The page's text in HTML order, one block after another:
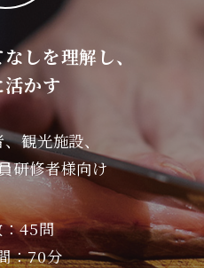
しを理解し、
かす
観光施設、
研修者様向け
45問
：70分